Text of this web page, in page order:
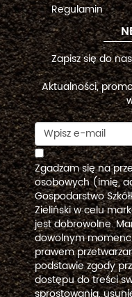
Regulamin
Zapisz się do
Aktualności,
Zgadzam się na
osobowych (imię,
Gospodarstwo
Zieliński w celu
jest dobrowolne.
dowolnym
prawem
podstawie zgody
dostępu do treści
sprostowania,